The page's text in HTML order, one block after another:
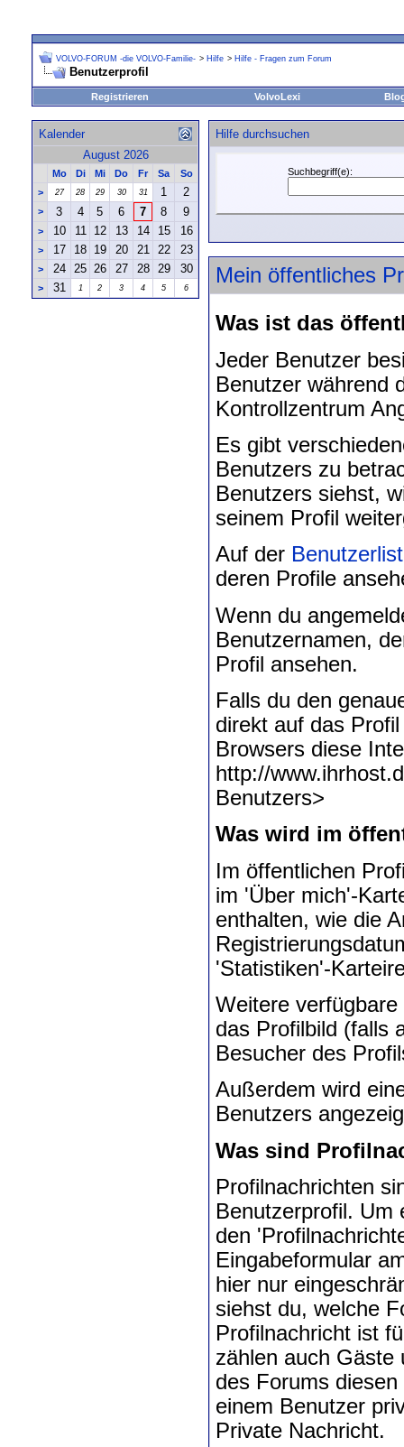
VOLVO-FORUM -die VOLVO-Familie- > Hilfe > Hilfe - Fragen zum Forum
Benutzerprofil
Registrieren VolvoLexi
Kalender
August 2026
Mo Di Mi Do Fr Sa
So
>
27 28 29 30 31 1 2
> 3 4 5 6 7 8 9
> 10 11 12 13 14 15 16
> 17 18 19 20 21 22 23
> 24 25 26 27 28 29 30
> 31 1 2 3 4 5 6
Hilfe durchsuchen
Suchbegriff(e):
Mein öffentliches
Was ist das
Jeder Benutzer
Benutzer während
Kontrollzentrum
Es gibt
Benutzers zu
Benutzers siehst,
seinem Profil
Auf der
deren Profile
Wenn du
Benutzernamen,
Profil ansehen.
Falls du den
direkt auf das
Browsers diese
http://
Benutzers>
Was wird im
Im öffentlichen
im 'Über mich'-
enthalten, wie die
'Statistiken'-
Weitere
das Profilbild (falls
Besucher des
Außerdem wird
Benutzers
Was sind
Profilnachrichten
Benutzerprofil. Um
den
Eingabeformular
hier nur
siehst du, welche
Profilnachricht ist
zählen auch Gäste
des Forums
einem Benutzer
Private Nachricht.